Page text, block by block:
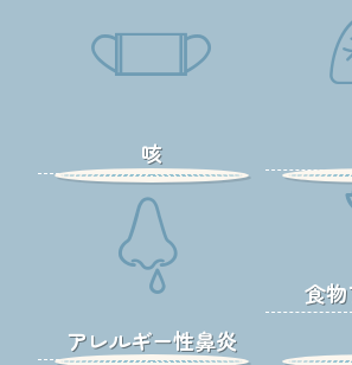
咳
アレルギー性鼻炎
食